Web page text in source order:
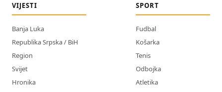
VIJESTI
Banja Luka
Republika Srpska / BiH
Region
Svijet
Hronika
SPORT
Fudbal
Košarka
Tenis
Odbojka
Atletika